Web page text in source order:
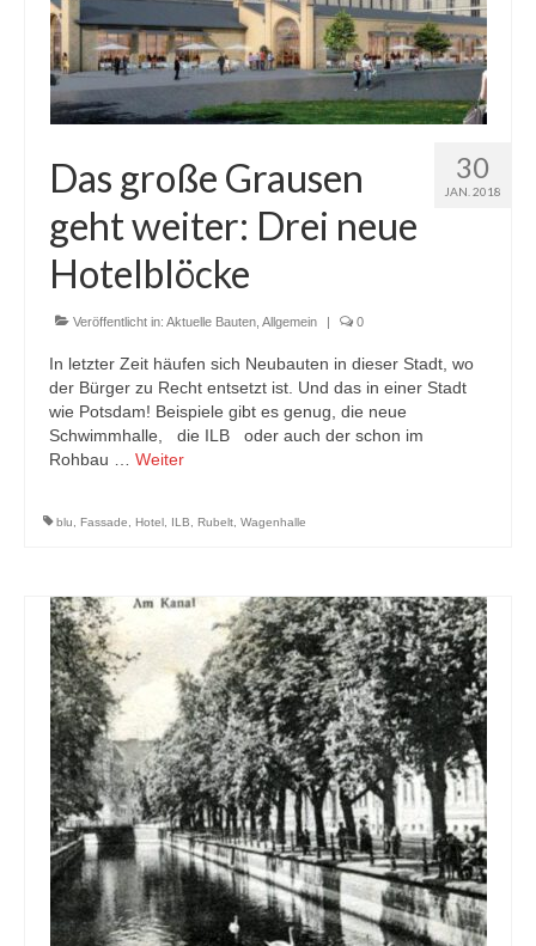
30
JAN. 2018
Das große Grausen
geht weiter: Drei neue
Hotelblöcke
Veröffentlicht in: Aktuelle Bauten Allgemein | 0
In letzter Zeit häufen sich Neubauten in dieser Stadt, wo
der Bürger zu Recht entsetzt ist. Und das in einer Stadt
wie Potsdam! Beispiele gibt es genug, die neue
Schwimmhalle, die ILB oder auch der schon im
Rohbau … Weiter
blu Fassade Hotel ILB Rubelt Wagenhalle